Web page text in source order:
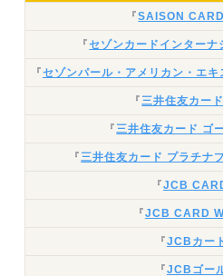
『SAISON
『セゾンカードインターナ
『セゾンパール・アメリカン・エ
『 三井住友カー
『 三井住友カード ゴ
『 三井住友カード プラチナ
『JCB
『JCB CARD
『JCBカー
『JCBゴー